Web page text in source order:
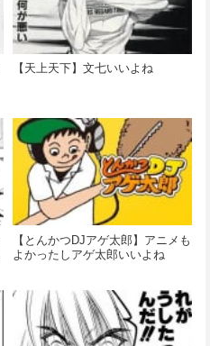
【天上天下】文七いいよね
【とんかつDJアゲ太郎】アニメも
よかったしアゲ太郎いいよね